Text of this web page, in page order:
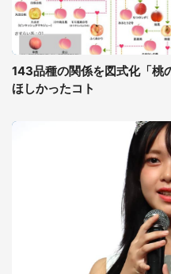
143品種の関係を図式化「桃
ほしかったコト